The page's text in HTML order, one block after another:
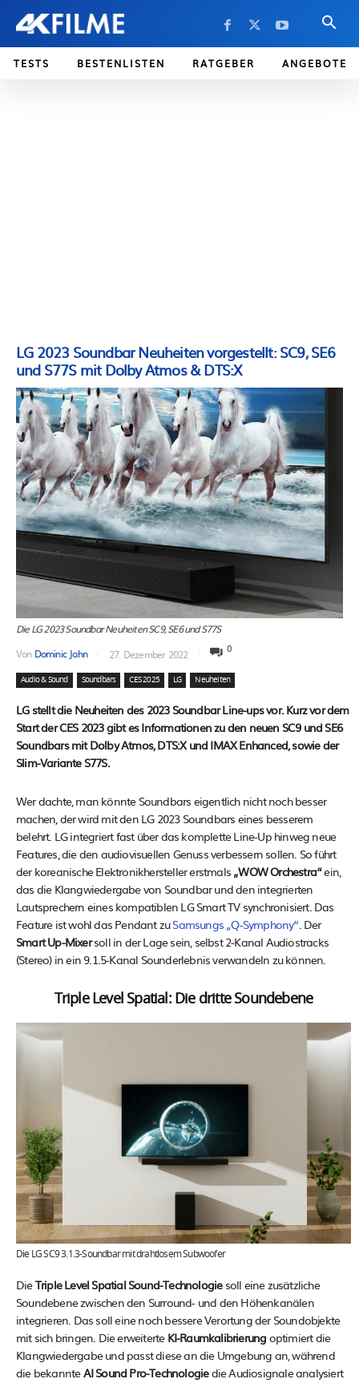
TESTS BESTENLISTEN RATGEBER ANGEBOTE
LG 2023 Soundbar Neuheiten vorgestellt: SC9, SE6
und S77S mit Dolby Atmos & DTS:X
Die LG 2023 Soundbar Neuheiten SC9, SE6 und S77S
Von Dominic Jahn 27. Dezember 2022 0
Audio & Sound Soundbars CES 2025 LG Neuheiten
LG stellt die Neuheiten des 2023 Soundbar Line-ups vor. Kurz vor dem
Start der CES 2023 gibt es Informationen zu den neuen SC9 und SE6
Soundbars mit Dolby Atmos, DTS:X und IMAX Enhanced, sowie der
Slim-Variante S77S.
Wer dachte, man könnte Soundbars eigentlich nicht noch besser
machen, der wird mit den LG 2023 Soundbars eines besserem
belehrt. LG integriert fast über das komplette Line-Up hinweg neue
Features, die den audiovisuellen Genuss verbessern sollen. So führt
der koreanische Elektronikhersteller erstmals „WOW Orchestra“ein,
das die Klangwiedergabe von Soundbar und den integrierten
Lautsprechern eines kompatiblen LG Smart TV synchronisiert. Das
Feature ist wohl das Pendant zuSamsungs „Q-Symphony“. Der
Smart Up-Mixersoll in der Lage sein, selbst 2-Kanal Audiostracks
(Stereo) in ein 9.1.5-Kanal Sounderlebnis verwandeln zu können.
Triple Level Spatial: Die dritte Soundebene
Die LG SC9 3.1.3-Soundbar mit drahtlosem Subwoofer
DieTriple Level Spatial Sound-Technologiesoll eine zusätzliche
Soundebene zwischen den Surround- und den Höhenkanälen
integrieren. Das soll eine noch bessere Verortung der Soundobjekte
mit sich bringen. Die erweiterte KI-Raumkalibrierung optimiert die
Klangwiedergabe und passt diese an die Umgebung an, während
die bekannteAI Sound Pro-Technologiedie Audiosignale analysiert